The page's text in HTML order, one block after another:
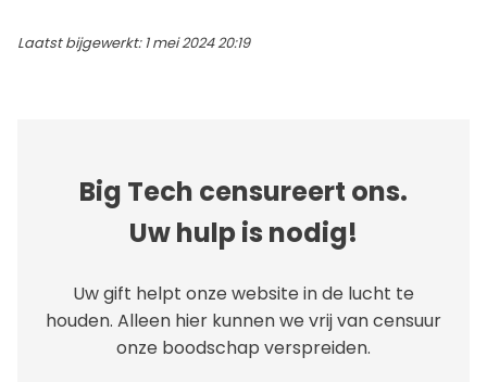
Laatst bijgewerkt: 1 mei 2024 20:19
Big Tech censureert ons.
Uw hulp is nodig!
Uw gift helpt onze website in de lucht te
houden. Alleen hier kunnen we vrij van censuur
onze boodschap verspreiden.